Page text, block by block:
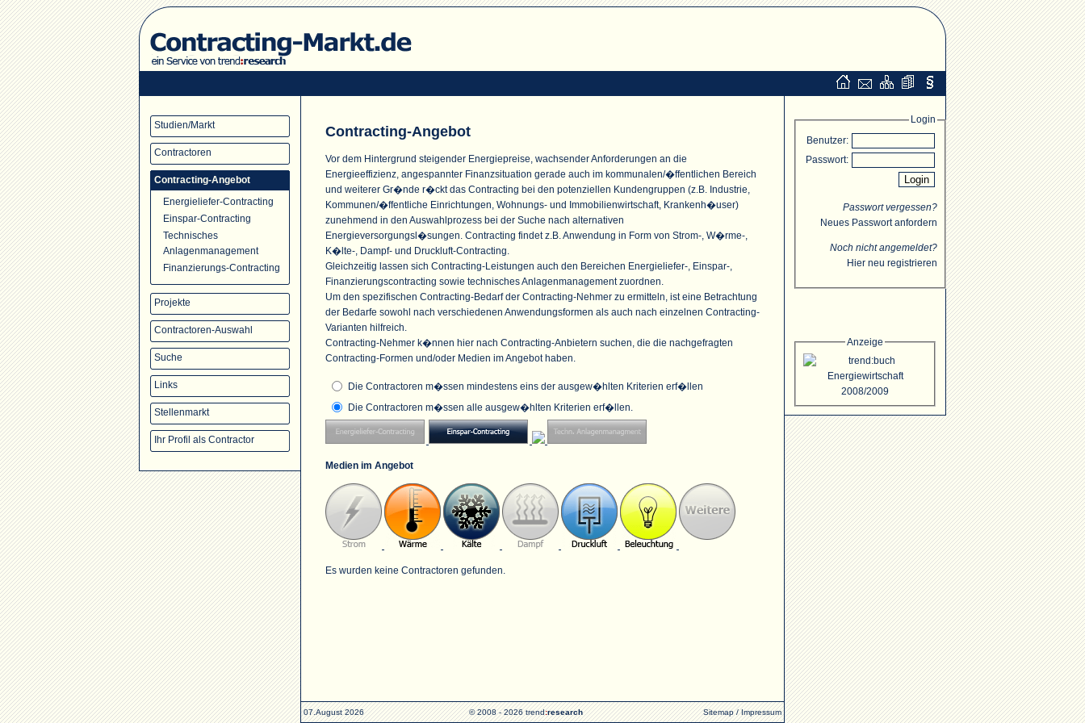
Studien/Markt
Contractoren
Contracting-Angebot
Energieliefer-Contracting
Einspar-Contracting
Technisches
Anlagenmanagement
Finanzierungs-Contracting
Projekte
Contractoren-Auswahl
Suche
Links
Stellenmarkt
Ihr Profil als Contractor
Contracting-Angebot
Vor dem Hintergrund steigender Energiepreise, wachsender Anforderungen an die
Energieeffizienz, angespannter Finanzsituation gerade auch im kommunalen/�ffentlichen Bereich
und weiterer Gr�nde r�ckt das Contracting bei den potenziellen Kundengruppen (z.B. Industrie,
Kommunen/�ffentliche Einrichtungen, Wohnungs- und Immobilienwirtschaft, Krankenh�user)
zunehmend in den Auswahlprozess bei der Suche nach alternativen
Energieversorgungsl�sungen. Contracting findet z.B. Anwendung in Form von Strom-, W�rme-,
K�lte-, Dampf- und Druckluft-Contracting.
Gleichzeitig lassen sich Contracting-Leistungen auch den Bereichen Energieliefer-, Einspar-,
Finanzierungscontracting sowie technisches Anlagenmanagement zuordnen.
Um den spezifischen Contracting-Bedarf der Contracting-Nehmer zu ermitteln, ist eine Betrachtung
der Bedarfe sowohl nach verschiedenen Anwendungsformen als auch nach einzelnen Contracting-
Varianten hilfreich.
Contracting-Nehmer k�nnen hier nach Contracting-Anbietern suchen, die die nachgefragten
Contracting-Formen und/oder Medien im Angebot haben.
Die Contractoren m�ssen mindestens eins der ausgew�hlten Kriterien erf�llen
Die Contractoren m�ssen alle ausgew�hlten Kriterien erf�llen.
Medien im Angebot
Es wurden keine Contractoren gefunden.
Login
Benutzer:
Passwort:
Passwort vergessen?
Neues Passwort anfordern
Noch nicht angemeldet?
Hier neu registrieren
Anzeige
07.August 2026 © 2008 - 2026 trend:research Sitemap/Impressum